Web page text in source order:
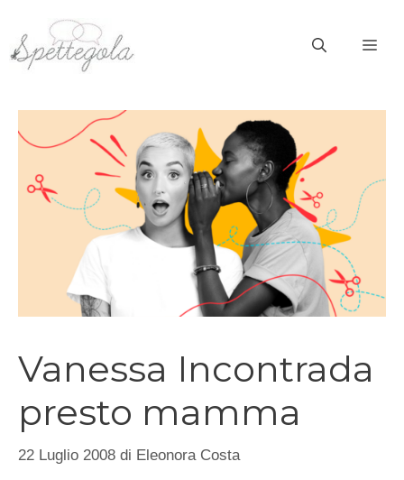
contenuto
Vanessa Incontrada
presto mamma
22 Luglio 2008 di Eleonora Costa